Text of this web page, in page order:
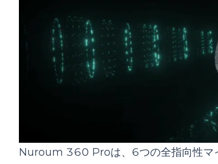
Nuroum 360 Proは、6つの全指向性マ